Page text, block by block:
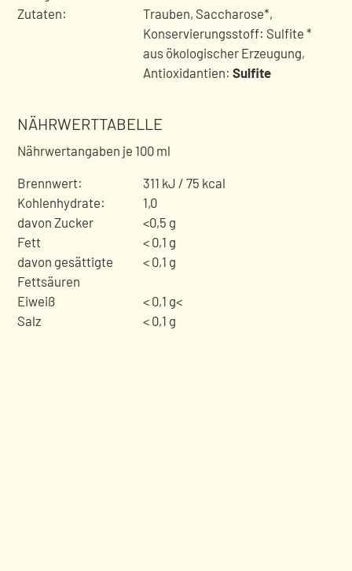
Zutaten:
Trauben, Saccharose*,
Konservierungsstoff: Sulfite *
aus ökologischer Erzeugung,
Antioxidantien:Sulfite
NÄHRWERTTABELLE
Nährwertangaben je 100 ml
Brennwert:
311 kJ / 75 kcal
Kohlenhydrate:
1,0
davon Zucker
<0,5 g
Fett
< 0,1 g
davon gesättigte
Fettsäuren
< 0,1 g
Eiweiß
< 0,1 g<
Salz
< 0,1 g